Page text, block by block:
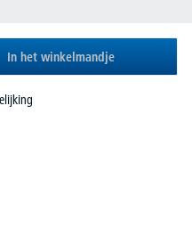
In het winkelmandje